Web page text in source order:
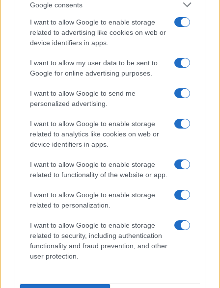
Google consents
I want to allow Google to enable storage
related to advertising like cookies on web or
device identifiers in apps.
I want to allow my user data to be sent to
Google for online advertising purposes.
I want to allow Google to send me
personalized advertising.
I want to allow Google to enable storage
related to analytics like cookies on web or
device identifiers in apps.
I want to allow Google to enable storage
related to functionality of the website or app.
I want to allow Google to enable storage
related to personalization.
I want to allow Google to enable storage
related to security, including authentication
functionality and fraud prevention, and other
user protection.
Pieve Comics 2026: tutto ciò che devi sapere
sull’evento nerd di Perugia
NERD NEWS
capital nel primo semestre 2026